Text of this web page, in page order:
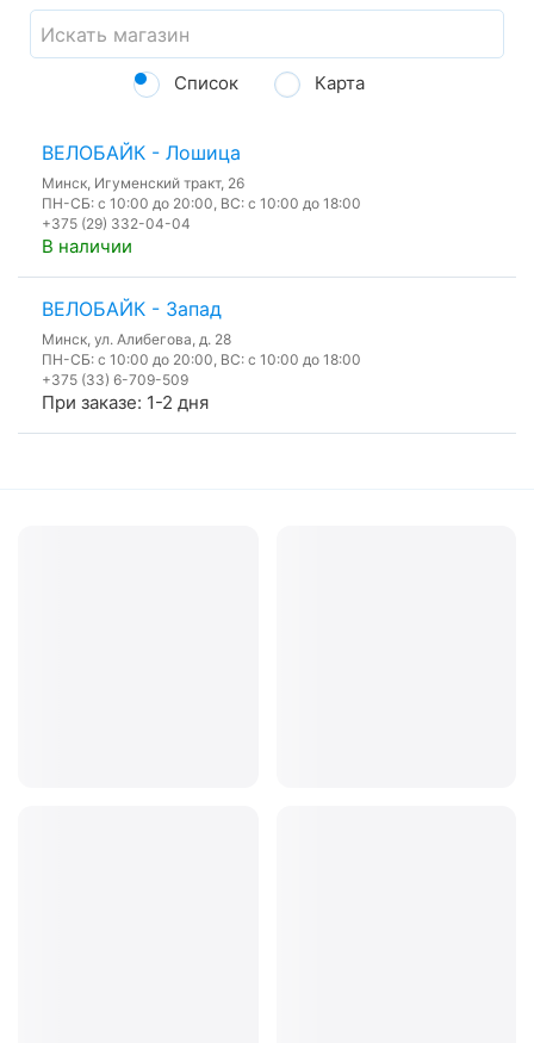
Список Карта
ВЕЛОБАЙК - Лошица
Минск, Игуменский тракт, 26
ПН-СБ: с 10:00 до 20:00, ВС: с 10:00 до 18:00
+375 (29) 332-04-04
В наличии
ВЕЛОБАЙК - Запад
Минск, ул. Алибегова, д. 28
ПН-СБ: с 10:00 до 20:00, ВС: с 10:00 до 18:00
+375 (33) 6-709-509
При заказе: 1-2 дня